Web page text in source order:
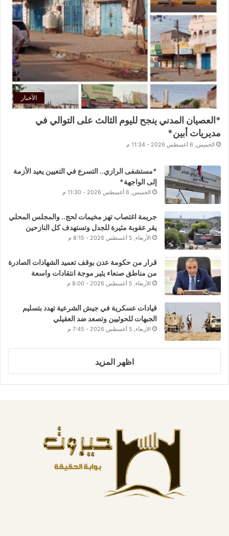
الأخبار
*العصيان المدني ينجح لليوم الثالث على التوالي في
مديريات أبين*
الخميس, 6 أغسطس 2026 - 11:34 م
*مستشفى الرازي.. التسرع في التعيين يعيد الأزمة
إلى الواجهة*
الخميس, 6 أغسطس 2026 - 11:30 م
جريمة اغتصاب تهز مخيمات لحج.. والمجلس المحلي
يقر عقوبة مثيرة للجدل وتستهدف كل النازحين
الأربعاء, 5 أغسطس 2026 - 8:15 م
قرار من حكومة عدن بوقف تعميد الشهادات الصادرة
من مناطق صنعاء يثير موجة انتقادات واسعة
الأربعاء, 5 أغسطس 2026 - 8:00 م
قيادات عسكرية في جيش الشرعية تهدد بتسليم
الجبهات للحوثيين وتصعد ضد العقيلي
الأربعاء, 5 أغسطس 2026 - 7:45 م
اظهر المزيد